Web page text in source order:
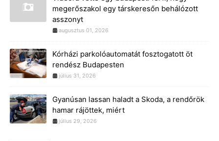
megerőszakol egy társkeresőn behálózott
asszonyt
augusztus 01, 2026
Kórházi parkolóautomatát fosztogatott öt
rendész Budapesten
július 31, 2026
Gyanúsan lassan haladt a Skoda, a rendőrök
hamar rájöttek, miért
július 29, 2026